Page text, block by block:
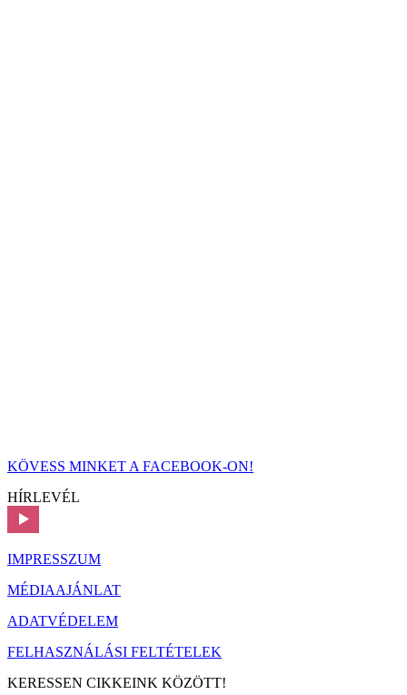
KÖVESS MINKET A FACEBOOK-ON!
HÍRLEVÉL
IMPRESSZUM
MÉDIAAJÁNLAT
ADATVÉDELEM
FELHASZNÁLÁSI FELTÉTELEK
KERESSEN CIKKEINK KÖZÖTT!